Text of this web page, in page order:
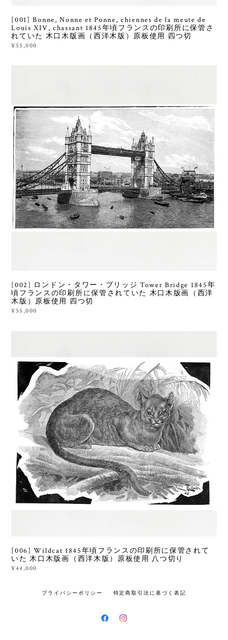
[001] Bonne, Nonne et Ponne, chiennes de la meute de
Louis XIV, chassant 1845年頃フランスの印刷所に保管さ
れていた 木口木版画（西洋木版）原板使用 四つ切
¥55,000
[002] ロンドン・タワー・ブリッジ Tower Bridge 1845年
頃フランスの印刷所に保管されていた 木口木版画（西洋
木版）原板使用 四つ切
¥55,000
[006] Wildcat 1845年頃フランスの印刷所に保管されて
いた 木口木版画（西洋木版）原板使用 八つ切り
¥44,000
プライバシーポリシー 特定商取引法に基づく表記